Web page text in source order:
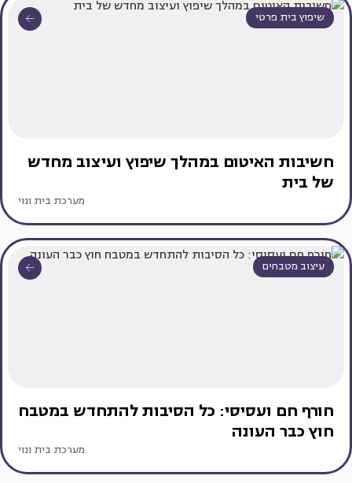
שיפוץ בית פרטי
חשיבות האיטום במהלך שיפוץ ועיצוב מחדש
של בית
מערכת בית ונוי
עיצוב מטבחים
חורף חם ועסיסי: כל הסיבות להתחדש במטבח
חוץ כבר העונה
מערכת בית ונוי